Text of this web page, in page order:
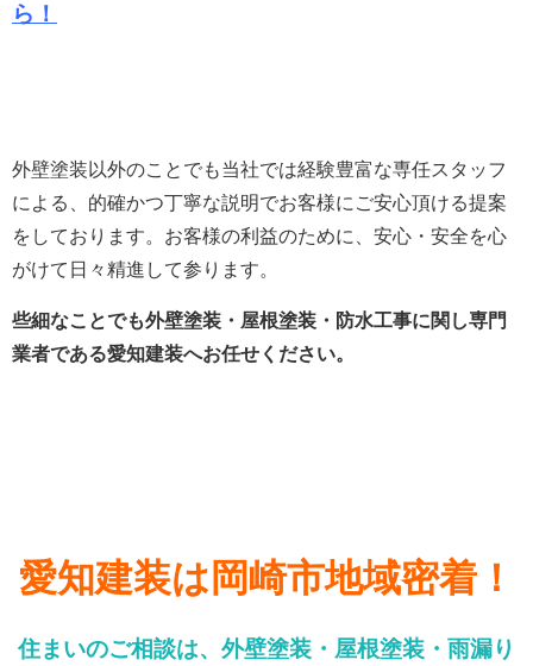
ら！
外壁塗装以外のことでも当社では経験豊富な専任スタッフ
による、的確かつ丁寧な説明でお客様にご安心頂ける提案
をしております。 お客様の利益のために、安心・安全を心
がけて日々精進して参ります。
些細なことでも外壁塗装・屋根塗装・防水工事に関し専門
業者である愛知建装へお任せください。
愛知建装は岡崎市地域密着！
住まいのご相談は、外壁塗装・屋根塗装・雨漏り